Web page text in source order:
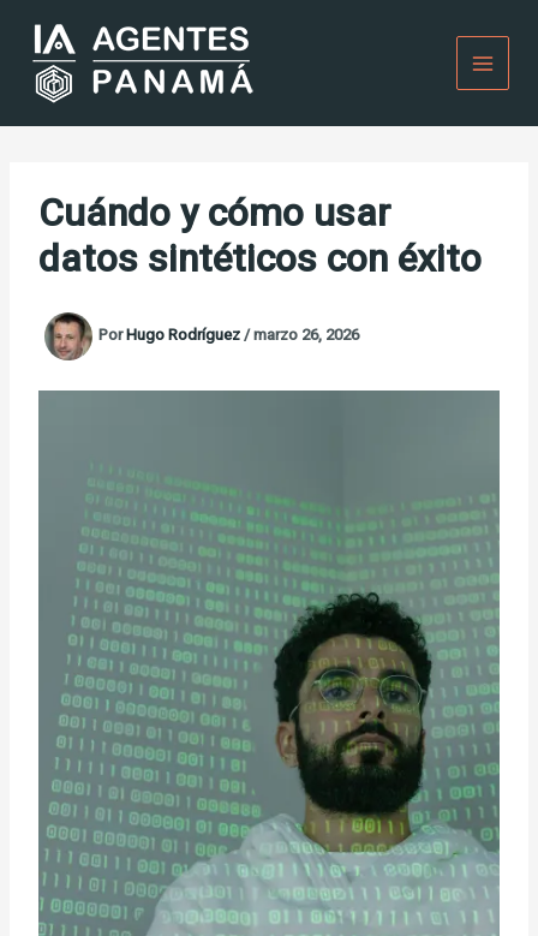
contenido
Cuándo y cómo usar
datos sintéticos con éxito
PorHugo Rodríguez/marzo 26, 2026